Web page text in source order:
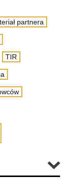
partnera
TIR